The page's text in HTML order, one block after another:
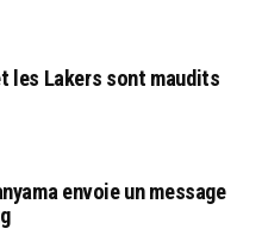
les Lakers sont maudits
envoie un message